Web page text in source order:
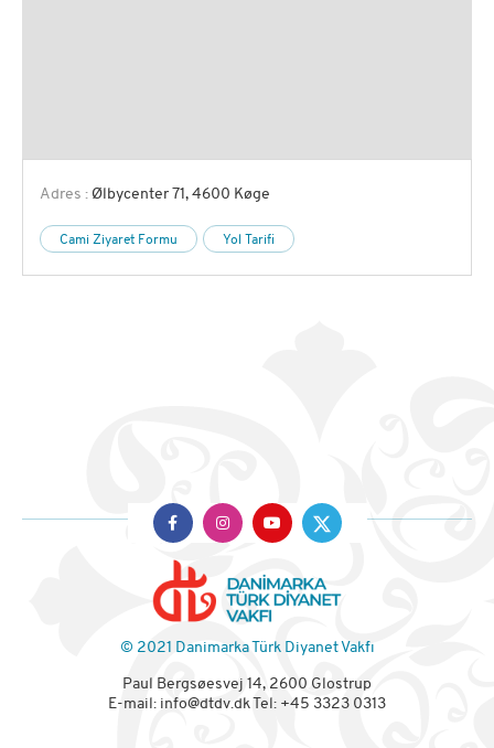
Adres : Ølbycenter 71, 4600 Køge
Cami Ziyaret Formu Yol Tarifi
© 2021 Danimarka Türk Diyanet Vakfı
Paul Bergsøesvej 14, 2600 Glostrup
E-mail: info@dtdv.dk Tel: +45 3323 0313